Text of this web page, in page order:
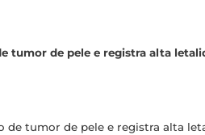
tumor de pele e registra alta
de tumor de pele e registra alta